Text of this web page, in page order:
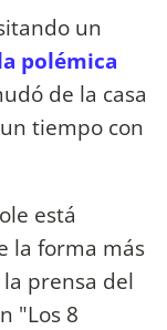
un
polémica
de la casa
tiempo con
está
la forma más
prensa del
"Los 8